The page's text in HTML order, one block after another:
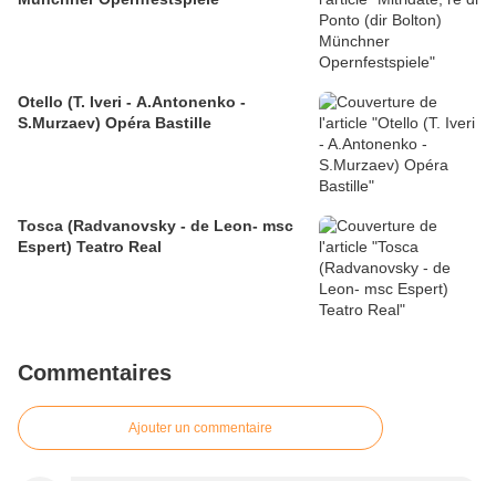
Otello (T. Iveri - A.Antonenko -
S.Murzaev) Opéra Bastille
Tosca (Radvanovsky - de Leon- msc
Espert) Teatro Real
Commentaires
Ajouter un commentaire